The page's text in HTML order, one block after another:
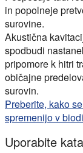
in popolneje
surovine.
Akustična
spodbudi
pripomore k hitri
običajne
surovin.
Preberite, kako
spremenijo v
Uporabite